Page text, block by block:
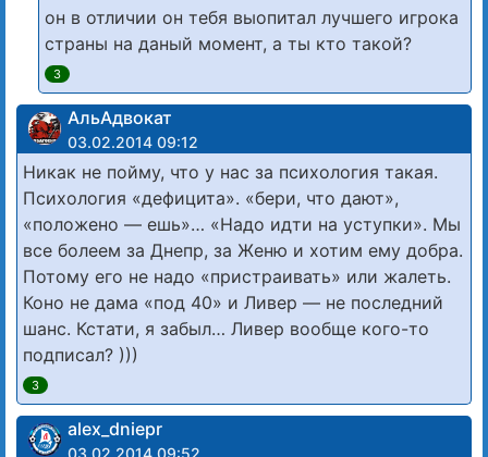
он в отличии он тебя выопитал лучшего игрока
страны на даный момент, а ты кто такой?
3
АльАдвокат
03.02.2014 09:12
Никак не пойму, что у нас за психология такая.
Психология «дефицита». «бери, что дают»,
«положено — ешь»… «Надо идти на уступки». Мы
все болеем за Днепр, за Женю и хотим ему добра.
Потому его не надо «пристраивать» или жалеть.
Коно не дама «под 40» и Ливер — не последний
шанс. Кстати, я забыл… Ливер вообще кого-то
подписал? )))
3
alex_dniepr
03.02.2014 09:52